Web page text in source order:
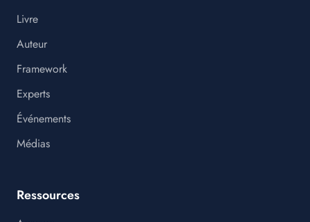
Livre
Auteur
Framework
Experts
Événements
Médias
Ressources